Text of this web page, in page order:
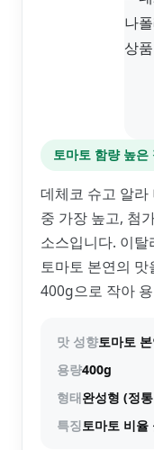
토마토 함량 높은
데체코 슈고 알
중 가장 높고, 첨
소스입니다. 이
토마토 본연의
400g으로 작아
맛 성향토마토
용량400g
형태완성형 (정
특징토마토 비율